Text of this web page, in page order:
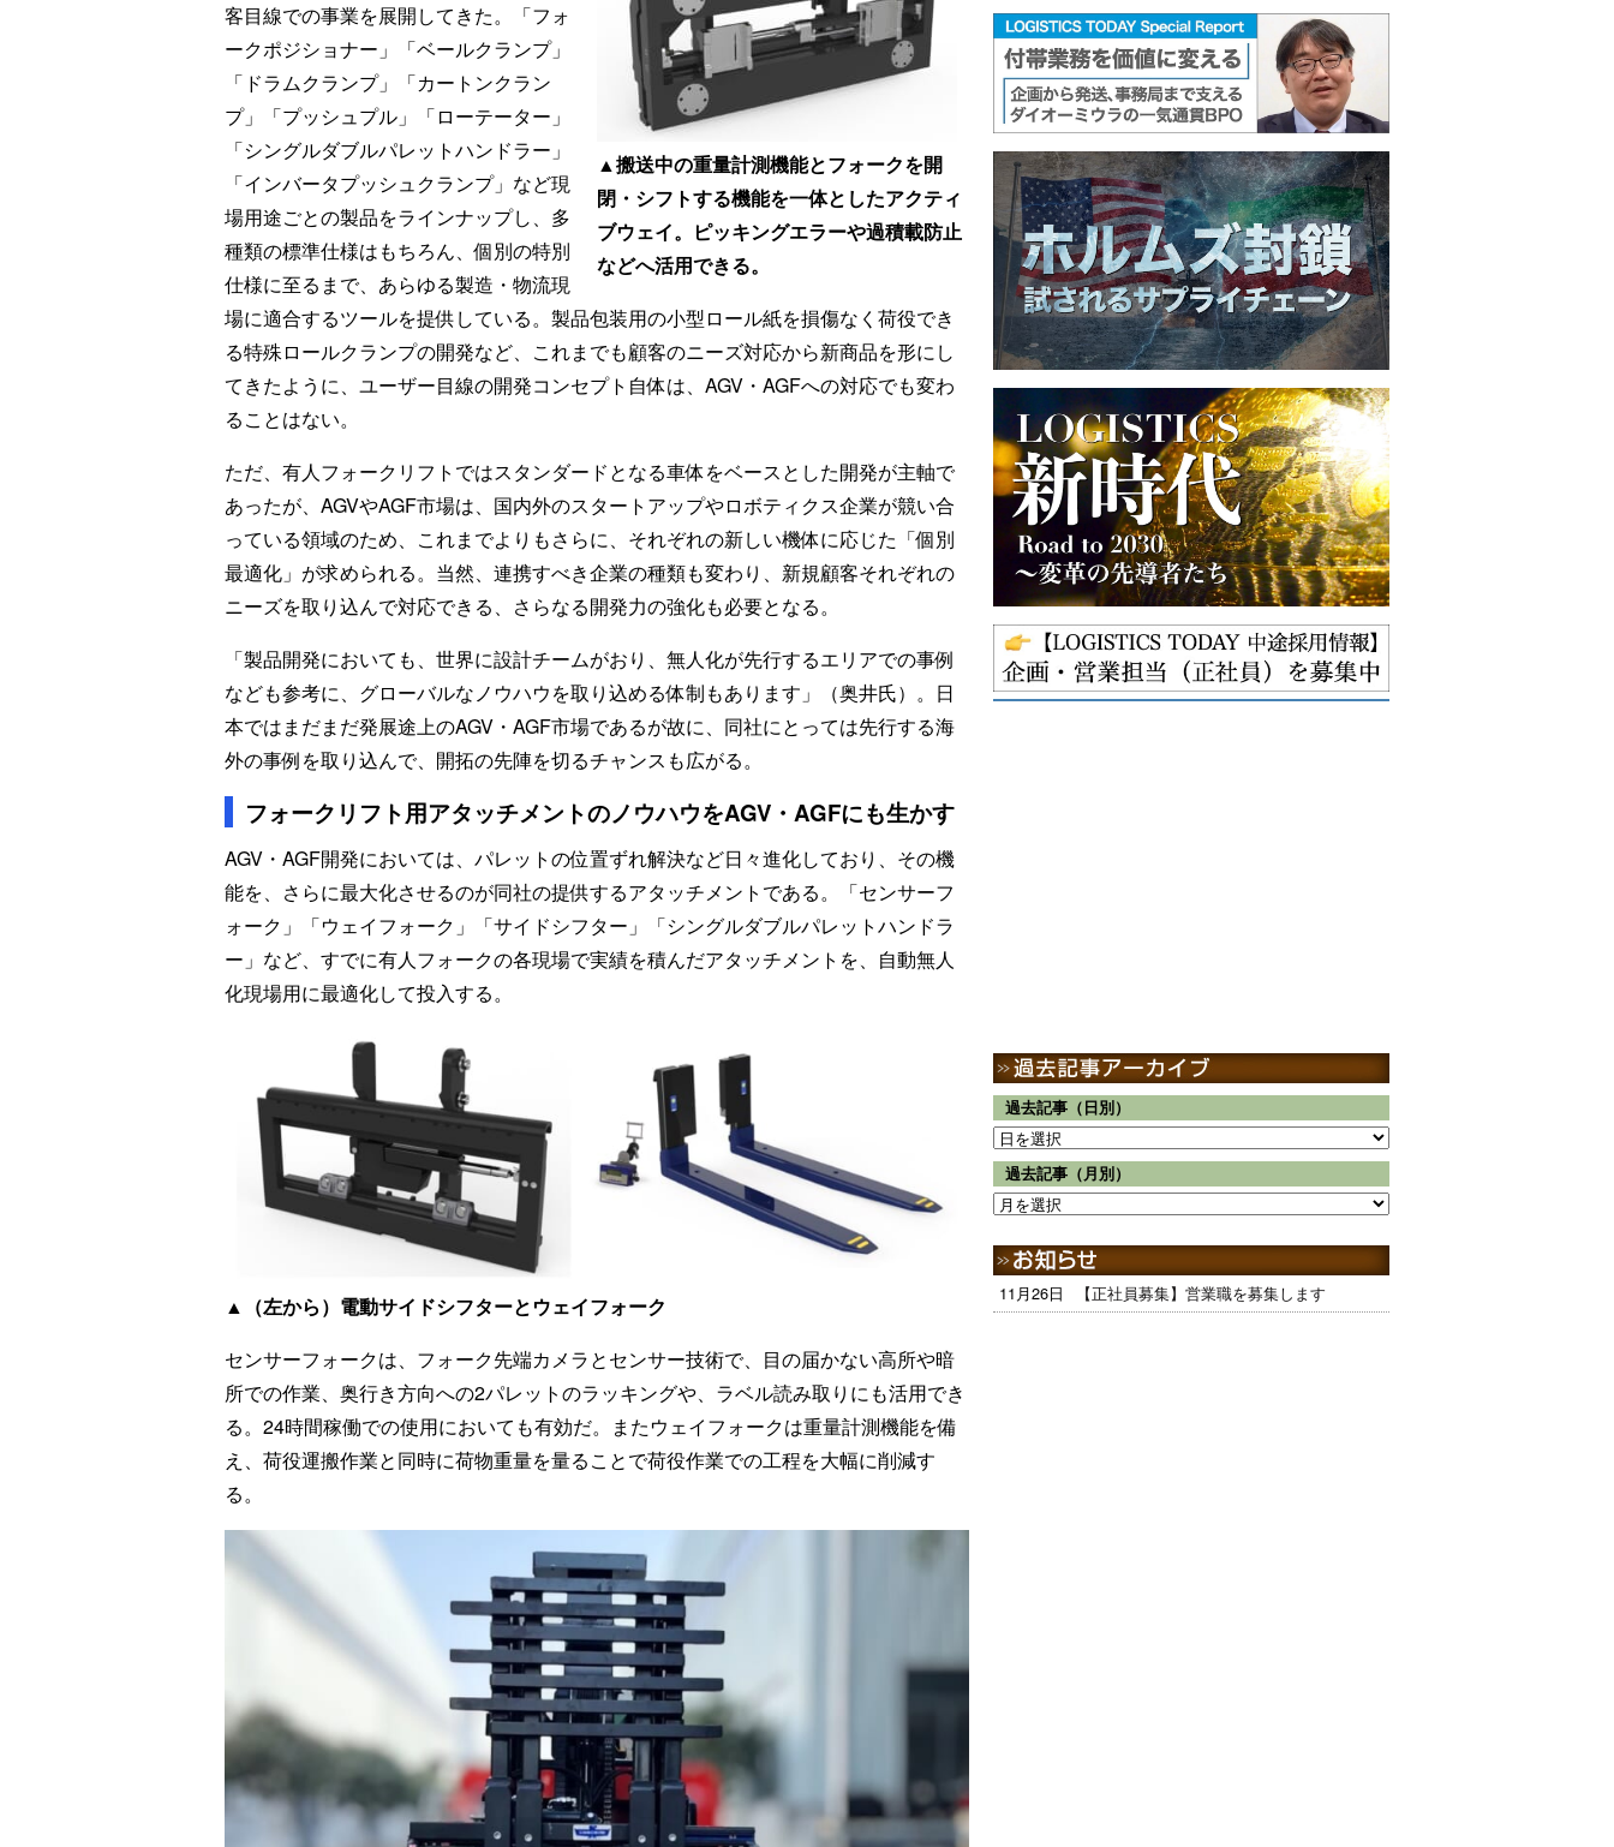
▲搬送中の重量計測機能とフォークを開
閉・シフトする機能を一体としたアクティ
ブウェイ。ピッキングエラーや過積載防止
などへ活用できる。
客目線での事業を展開してきた。「フォ
ークポジショナー」「ベールクランプ」
「ドラムクランプ」「カートンクラン
プ」「プッシュプル」「ローテーター」
「シングルダブルパレットハンドラー」
「インバータプッシュクランプ」など現
場用途ごとの製品をラインナップし、多
種類の標準仕様はもちろん、個別の特別
仕様に至るまで、あらゆる製造・物流現
場に適合するツールを提供している。製品包装用の小型ロール紙を損傷なく荷役でき
る特殊ロールクランプの開発など、これまでも顧客のニーズ対応から新商品を形にし
てきたように、ユーザー目線の開発コンセプト自体は、AGV・AGFへの対応でも変わ
ることはない。
ただ、有人フォークリフトではスタンダードとなる車体をベースとした開発が主軸で
あったが、AGVやAGF市場は、国内外のスタートアップやロボティクス企業が競い合
っている領域のため、これまでよりもさらに、それぞれの新しい機体に応じた「個別
最適化」が求められる。当然、連携すべき企業の種類も変わり、新規顧客それぞれの
ニーズを取り込んで対応できる、さらなる開発力の強化も必要となる。
「製品開発においても、世界に設計チームがおり、無人化が先行するエリアでの事例
なども参考に、グローバルなノウハウを取り込める体制もあります」（奥井氏）。日
本ではまだまだ発展途上のAGV・AGF市場であるが故に、同社にとっては先行する海
外の事例を取り込んで、開拓の先陣を切るチャンスも広がる。
フォークリフト用アタッチメントのノウハウをAGV・AGFにも生かす
AGV・AGF開発においては、パレットの位置ずれ解決など日々進化しており、その機
能を、さらに最大化させるのが同社の提供するアタッチメントである。「センサーフ
ォーク」「ウェイフォーク」「サイドシフター」「シングルダブルパレットハンドラ
ー」など、すでに有人フォークの各現場で実績を積んだアタッチメントを、自動無人
化現場用に最適化して投入する。
▲（左から）電動サイドシフターとウェイフォーク
センサーフォークは、フォーク先端カメラとセンサー技術で、目の届かない高所や暗
所での作業、奥行き方向への2パレットのラッキングや、ラベル読み取りにも活用でき
る。24時間稼働での使用においても有効だ。またウェイフォークは重量計測機能を備
え、荷役運搬作業と同時に荷物重量を量ることで荷役作業での工程を大幅に削減す
る。
過去記事（日別）
過去記事（月別）
11月26日 【正社員募集】営業職を募集します